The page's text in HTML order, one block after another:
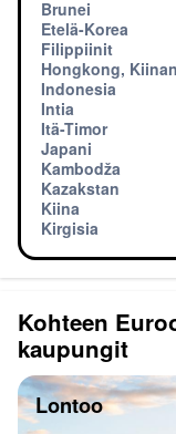
Brunei
Etelä-Korea
Filippiinit
Hongkong,
Indonesia
Intia
Itä-Timor
Japani
Kambodža
Kazakstan
Kiina
Kirgisia
Kohteen
kaupungit
Lontoo